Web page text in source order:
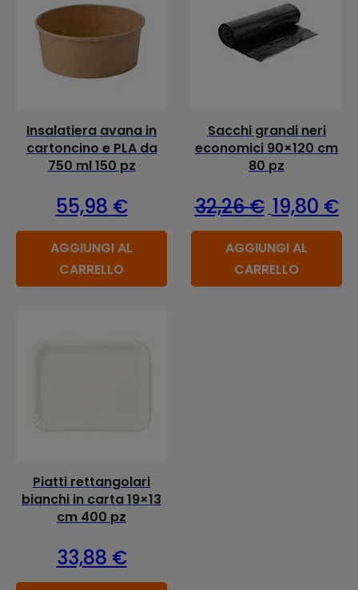
Insalatiera avana in
cartoncino e PLA da
750 ml 150 pz
55,98 €
AGGIUNGI AL
CARRELLO
Sacchi grandi neri
economici 90×120 cm
80 pz
32,26€ Il prezzo
19,80 €Il
AGGIUNGI AL
CARRELLO
Piatti rettangolari
bianchi in carta 19×13
cm 400 pz
33,88 €